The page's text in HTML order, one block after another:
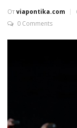
Отviapontika.com
0 Comments